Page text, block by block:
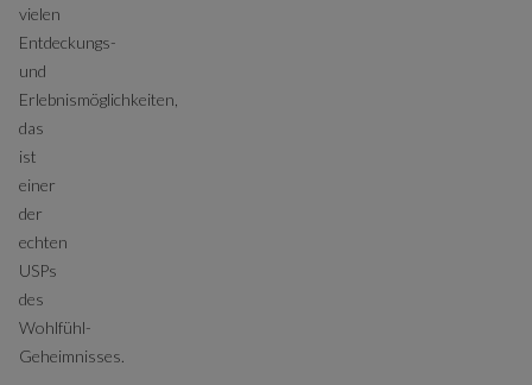
vielen
Entdeckungs-
und
Erlebnismöglichkeiten,
das
ist
einer
der
echten
USPs
des
Wohlfühl-
Geheimnisses.